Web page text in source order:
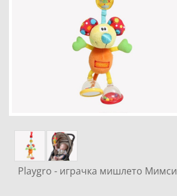
Playgro - играчка мишлето Мимси